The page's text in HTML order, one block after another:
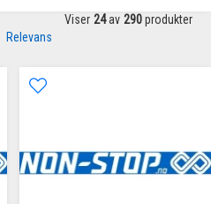
Relevans
Viser 24 av 290 produkter